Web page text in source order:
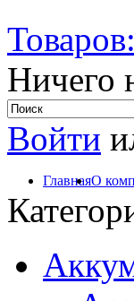
Ничего
Войти
ГлавнаяО